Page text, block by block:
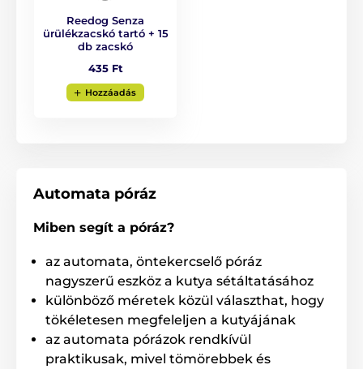
Rendkívül erős zsinór, mely nem
gabalyodik össze!
Reedog Senza
ürülékzacskó tartó + 15
db zacskó
435 Ft
Hozzáadás
Automata póráz
Miben segít a póráz?
az automata, öntekercselő póráz
nagyszerű eszköz a kutya sétáltatásához
különböző méretek közül választhat, hogy
tökéletesen megfeleljen a kutyájának
az automata pórázok rendkívül
praktikusak, mivel tömörebbek és